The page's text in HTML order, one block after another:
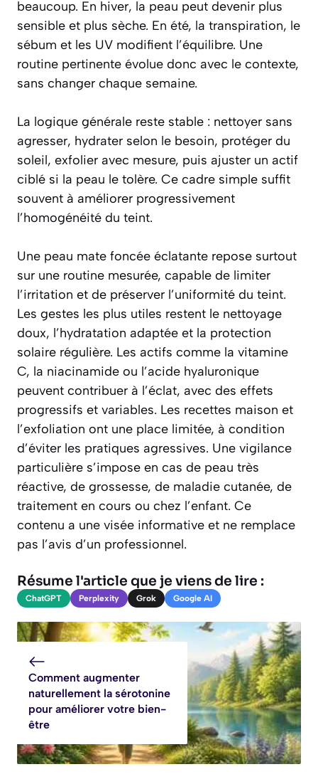
beaucoup. En hiver, la peau peut devenir plus
sensible et plus sèche. En été, la transpiration, le
sébum et les UV modifient l’équilibre. Une
routine pertinente évolue donc avec le contexte,
sans changer chaque semaine.
La logique générale reste stable : nettoyer sans
agresser, hydrater selon le besoin, protéger du
soleil, exfolier avec mesure, puis ajuster un actif
ciblé si la peau le tolère. Ce cadre simple suffit
souvent à améliorer progressivement
l’homogénéité du teint.
Une peau mate foncée éclatante repose surtout
sur une routine mesurée, capable de limiter
l’irritation et de préserver l’uniformité du teint.
Les gestes les plus utiles restent le nettoyage
doux, l’hydratation adaptée et la protection
solaire régulière. Les actifs comme la vitamine
C, la niacinamide ou l’acide hyaluronique
peuvent contribuer à l’éclat, avec des effets
progressifs et variables. Les recettes maison et
l’exfoliation ont une place limitée, à condition
d’éviter les pratiques agressives. Une vigilance
particulière s’impose en cas de peau très
réactive, de grossesse, de maladie cutanée, de
traitement en cours ou chez l’enfant. Ce
contenu a une visée informative et ne remplace
pas l’avis d’un professionnel.
Résume l'article que je viens de lire :
ChatGPT Perplexity Grok Google AI
Comment augmenter
naturellement la sérotonine
pour améliorer votre bien-
être